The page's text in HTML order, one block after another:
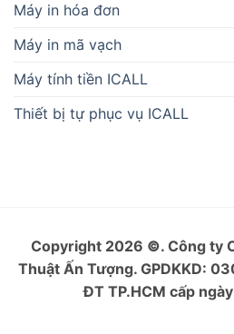
Máy in hóa đơn
Máy in mã vạch
Máy tính tiền ICALL
Thiết bị tự phục vụ ICALL
Copyright 2026 ©. Công ty
Thuật Ấn Tượng. GPDKKD:
ĐT TP.HCM cấp